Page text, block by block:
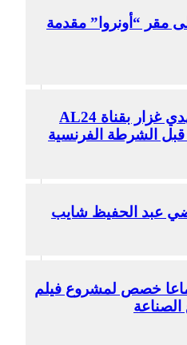
مقر “أونروا” مقدمة
توقيف الصحفي الجزائري مهدي غزار بقناة AL24
عبد الحفيظ شايب
خصص لمشروع فيلم
الصناعة